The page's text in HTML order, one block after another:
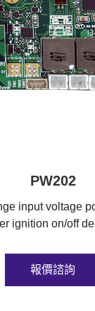
PW202
input voltage
ignition on/off
報價諮詢